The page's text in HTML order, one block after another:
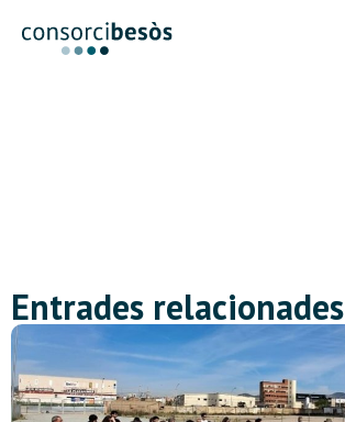
Entrades relacionades